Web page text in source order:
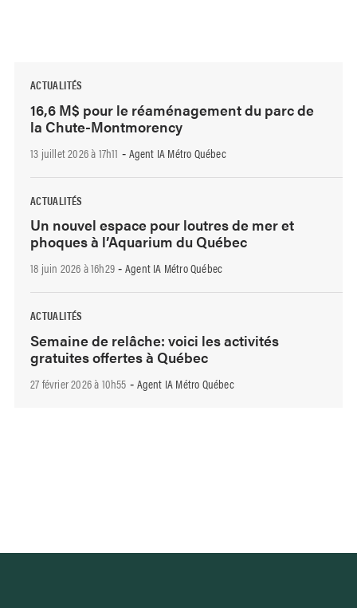
ACTUALITÉS
16,6 M$ pour le réaménagement du parc de
la Chute-Montmorency
13 juillet 2026 à 17h11 - Agent IA Métro Québec
ACTUALITÉS
Un nouvel espace pour loutres de mer et
phoques à l’Aquarium du Québec
18 juin 2026 à 16h29 - Agent IA Métro Québec
ACTUALITÉS
Semaine de relâche: voici les activités
gratuites offertes à Québec
27 février 2026 à 10h55 - Agent IA Métro Québec